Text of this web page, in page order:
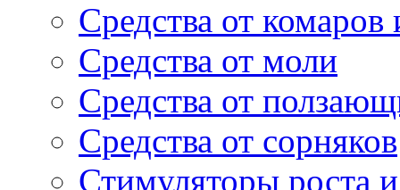
Средства от
Средства от моли
Средства от
Средства от сорняков
Стимуляторы роста и